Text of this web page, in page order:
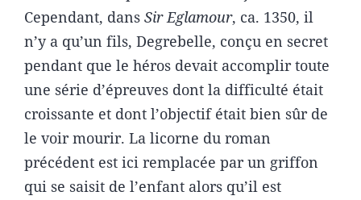
Cependant, dans Sir Eglamour, ca. 1350, il
n’y a qu’un fils, Degrebelle, conçu en secret
pendant que le héros devait accomplir toute
une série d’épreuves dont la difficulté était
croissante et dont l’objectif était bien sûr de
le voir mourir. La licorne du roman
précédent est ici remplacée par un griffon
qui se saisit de l’enfant alors qu’il est